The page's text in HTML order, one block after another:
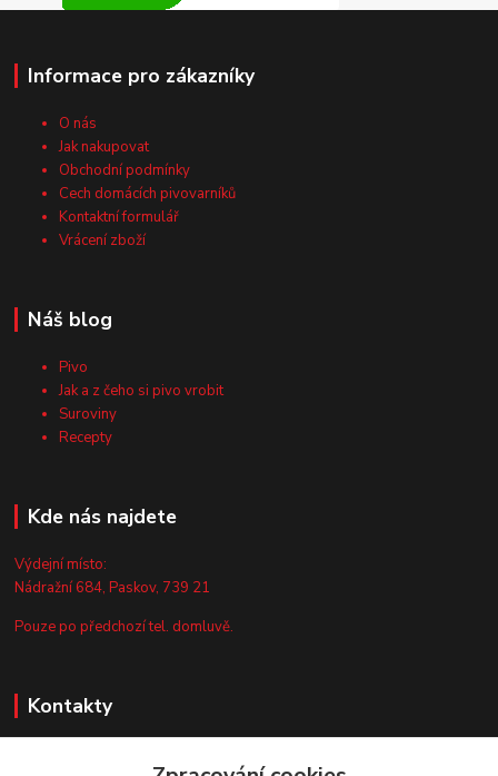
Informace pro zákazníky
O nás
Jak nakupovat
Obchodní podmínky
Cech domácích pivovarníků
Kontaktní formulář
Vrácení zboží
Náš blog
Pivo
Jak a z čeho si pivo vrobit
Suroviny
Recepty
Kde nás najdete
Výdejní místo:
Nádražní 684, Paskov, 739 21
Pouze po předchozí tel. domluvě.
Kontakty